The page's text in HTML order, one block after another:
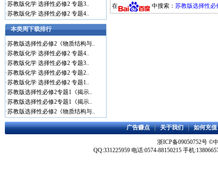
·苏教版化学 选择性必修2 专题3..
·苏教版化学 选择性必修2 专题4..
本类周下载排行
·苏教版选择性必修2《物质结构与..
·苏教版化学 选择性必修2 专题4..
·苏教版化学 选择性必修2 专题3..
·苏教版化学 选择性必修2 专题2..
·苏教版化学 选择性必修2 专题1..
·苏教版选择性必修2专题1《揭示..
·苏教版选择性必修2专题1《揭示..
·苏教版选择性必修2《物质结构与..
在
中搜索： 苏教版选择性必
广告赚点|关于我们|如何充值
浙ICP备09050752号 ©
QQ:331225959 电话:0574-88150215 手机